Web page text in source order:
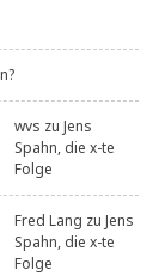
wvs zuJens
Spahn, die x-te
Folge
Fred Lang zuJens
Spahn, die x-te
Folge